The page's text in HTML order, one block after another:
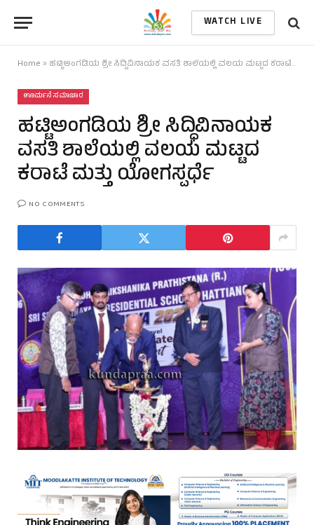
WATCH LIVE
Home » ಹಟ್ಟಿಅಂಗಡಿಯ ಶ್ರೀ ಸಿದ್ಧಿವಿನಾಯಕ ವಸತಿ ಶಾಲೆಯಲ್ಲಿ ವಲಯ ಮಟ್ಟದ ಕರಾಟೆ ಮತ್ತು ಯೋಗಸ್ಪರ್ಧೆ
ಊರ್ಮನೆ ಸಮಾಚಾರ
ಹಟ್ಟಿಅಂಗಡಿಯ ಶ್ರೀ ಸಿದ್ಧಿವಿನಾಯಕ
ವಸತಿ ಶಾಲೆಯಲ್ಲಿ ವಲಯ ಮಟ್ಟದ
ಕರಾಟೆ ಮತ್ತು ಯೋಗಸ್ಪರ್ಧೆ
NO COMMENTS